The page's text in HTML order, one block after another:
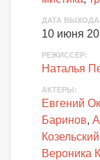
ДАТА
10 июня
РЕЖИССЕР:
Наталья
АКТЕРЫ:
Евгений
Баринов,
Козельский
Вероника